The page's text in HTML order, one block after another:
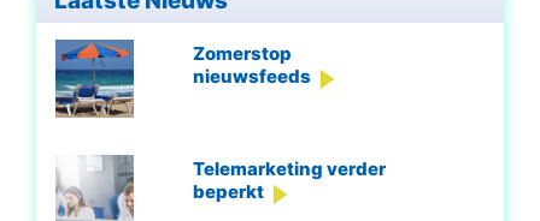
Zomerstop
nieuwsfeeds
Telemarketing verder
beperkt